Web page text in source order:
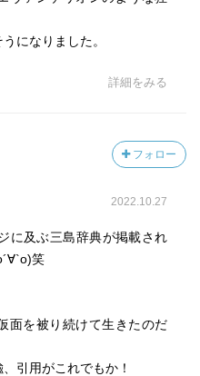
になりました。
詳細をみる
フォロー
2022.10.27
に及ぶ三島辞典が掲載され
笑
面を被り続けて生きたのだ
引用がこれでもか！